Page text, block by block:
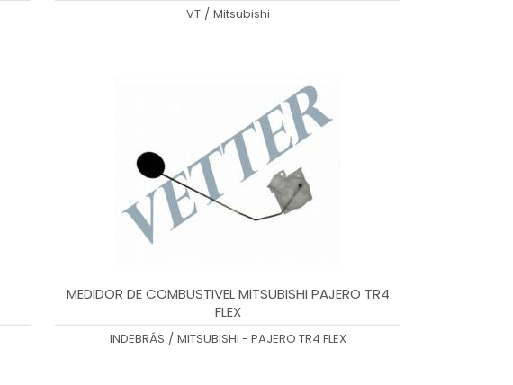
VT / Mitsubishi
MEDIDOR DE COMBUSTIVEL MITSUBISHI PAJERO TR4
FLEX
INDEBRÁS / MITSUBISHI - PAJERO TR4 FLEX